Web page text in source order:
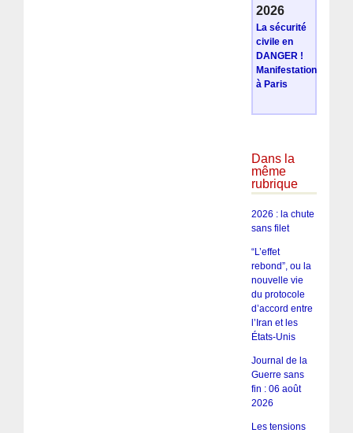
2026
La sécurité
civile en
DANGER !
Manifestation
à Paris
Dans la
même
rubrique
2026 : la chute
sans filet
“L’effet
rebond”, ou la
nouvelle vie
du protocole
d’accord entre
l’Iran et les
États-Unis
Journal de la
Guerre sans
fin : 06 août
2026
Les tensions